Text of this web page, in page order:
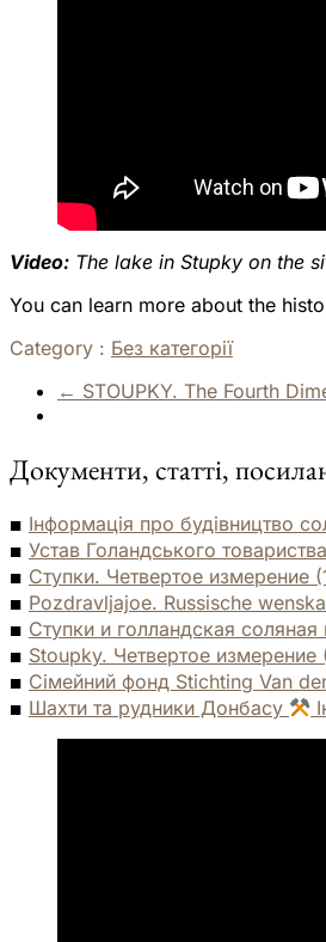
Video: The lake in Stupky on the
You can learn more about the
Category : Без категорії
← STOUPKY. The Fourth
Документи, статті,
Інформація про будівництво
Устав Голандського
Ступки. Четвертое измерение
Pozdravljajoe. Russische
Ступки и голландская
Stoupky. Четвертое измерение
Сімейний фонд Stichting Van
Шахти та рудники Донбасу